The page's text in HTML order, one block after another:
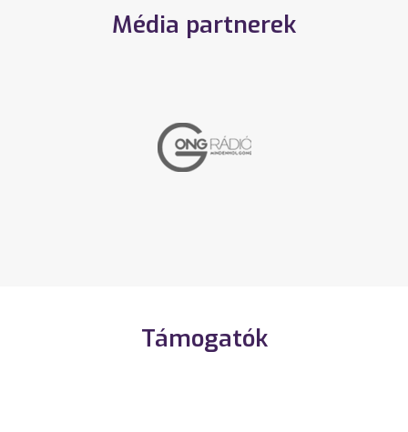
Média partnerek
Támogatók